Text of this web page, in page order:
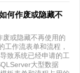
何作废或隐藏不
废或隐藏不再使用的
工作流表单和流程，
致系统已经申请的工
大型数据